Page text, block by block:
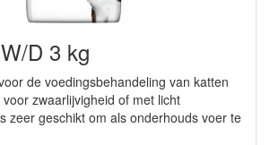
D 3 kg
de voedingsbehandeling van katten
zwaarlijvigheid of met licht
zeer geschikt om als onderhouds voer te